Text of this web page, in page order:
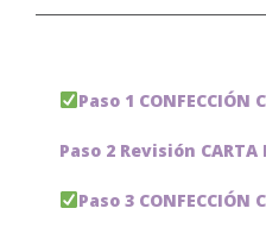
Paso 1 CONFECCIÓN
Paso 2 Revisión CARTA
Paso 3 CONFECCIÓN